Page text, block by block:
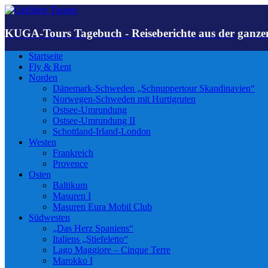
KUGA-Tours Tagebuch - Reiseberichte aus der
Startseite
Fly & Rent
Norden
Dänemark-Schweden „Schnuppertour Skandinavien“
Norwegen-Schweden mit Hurtigruten
Ostsee-Umrundung
Ostsee-Umrundung II
Schottland-Irland-London
Westen
Frankreich
Provence
Osten
Baltikum
Masuren I
Masuren Eura Mobil Club
Südwesten
„Das Herz Spaniens“
Italiens „Stiefeletto“
Lago Maggiore – Cinque Terre
Marokko I